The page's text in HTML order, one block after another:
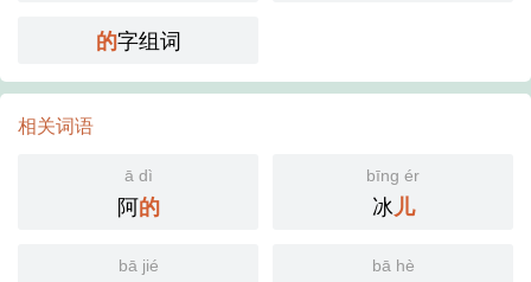
的字组词
相关词语
ā dì
阿的
bīng ér
冰儿
bā jié bā hè